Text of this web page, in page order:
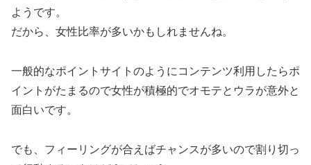
ようです。
だから、女性比率が多いかもしれませんね。
一般的なポイントサイトのようにコンテンツ利用したらポ
イントがたまるので女性が積極的でオモテとウラが意外と
面白いです。
でも、フィーリングが合えばチャンスが多いので割り切っ